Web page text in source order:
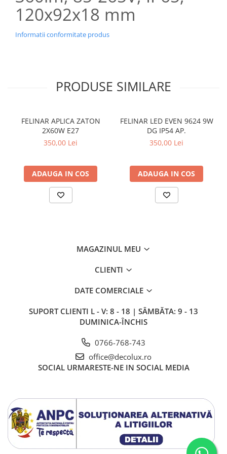
120x92x18 mm
Informatii conformitate produs
PRODUSE SIMILARE
FELINAR APLICA ZATON
2X60W E27
350,00 Lei
ADAUGA IN COS
FELINAR LED EVEN 9624 9W
DG IP54 AP.
350,00 Lei
ADAUGA IN COS
MAGAZINUL MEU
CLIENTI
DATE COMERCIALE
SUPORT CLIENTI L - V: 8 - 18 | SÂMBĂTA: 9 - 13
DUMINICA-ÎNCHIS
0766-768-743
office@decolux.ro
SOCIAL URMARESTE-NE IN SOCIAL MEDIA